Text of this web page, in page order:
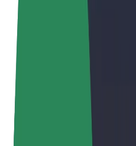
Zaregistrujte se jako
Přidejte svou flotilu k Boltu
Produkty a služby Boltu